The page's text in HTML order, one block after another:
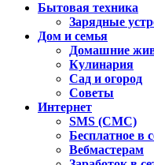
Бытовая техника
Зарядные
Дом и семья
Домашние
Кулинария
Сад и огород
Советы
Интернет
SMS (СМС)
Бесплатное в
Вебмастерам